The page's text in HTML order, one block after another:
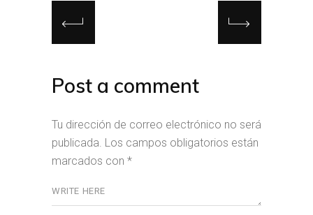
Post a comment
Tu dirección de correo electrónico no será
publicada. Los campos obligatorios están
marcados con *